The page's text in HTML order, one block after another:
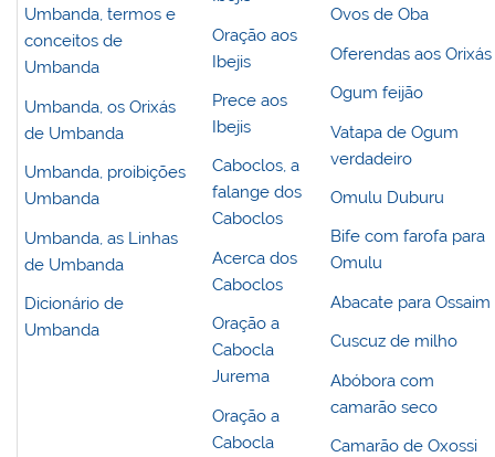
Umbanda, termos e
conceitos de
Umbanda
Umbanda, os Orixás
de Umbanda
Umbanda, proibições
Umbanda
Umbanda, as Linhas
de Umbanda
Dicionário de
Umbanda
Oração aos
Ibejis
Prece aos
Ibejis
Caboclos, a
falange dos
Caboclos
Acerca dos
Caboclos
Oração a
Cabocla
Jurema
Oração a
Cabocla
Ovos de Oba
Oferendas aos Orixás
Ogum feijão
Vatapa de Ogum
verdadeiro
Omulu Duburu
Bife com farofa para
Omulu
Abacate para Ossaim
Cuscuz de milho
Abóbora com
camarão seco
Camarão de Oxossi